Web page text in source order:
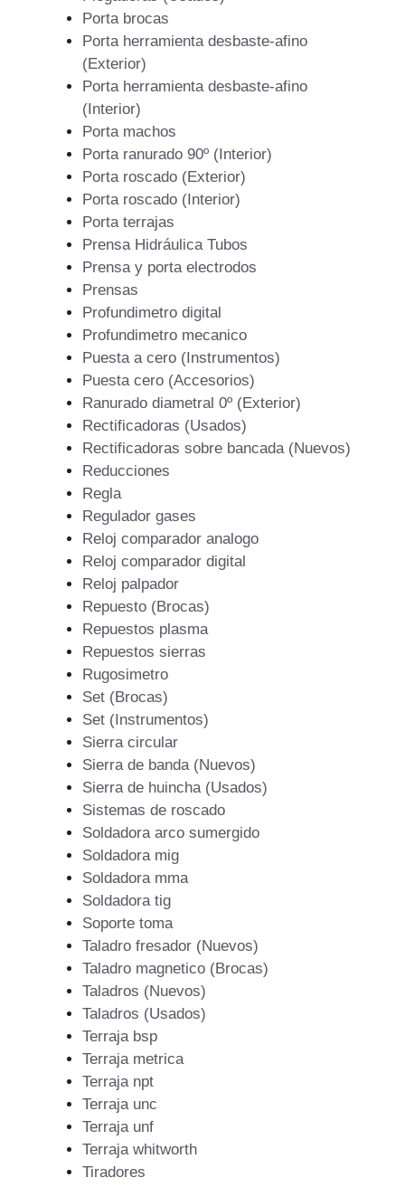
Porta brocas
Porta herramienta desbaste-afino
(Exterior)
Porta herramienta desbaste-afino
(Interior)
Porta machos
Porta ranurado 90º (Interior)
Porta roscado (Exterior)
Porta roscado (Interior)
Porta terrajas
Prensa Hidráulica Tubos
Prensa y porta electrodos
Prensas
Profundimetro digital
Profundimetro mecanico
Puesta a cero (Instrumentos)
Puesta cero (Accesorios)
Ranurado diametral 0º (Exterior)
Rectificadoras (Usados)
Rectificadoras sobre bancada (Nuevos)
Reducciones
Regla
Regulador gases
Reloj comparador analogo
Reloj comparador digital
Reloj palpador
Repuesto (Brocas)
Repuestos plasma
Repuestos sierras
Rugosimetro
Set (Brocas)
Set (Instrumentos)
Sierra circular
Sierra de banda (Nuevos)
Sierra de huincha (Usados)
Sistemas de roscado
Soldadora arco sumergido
Soldadora mig
Soldadora mma
Soldadora tig
Soporte toma
Taladro fresador (Nuevos)
Taladro magnetico (Brocas)
Taladros (Nuevos)
Taladros (Usados)
Terraja bsp
Terraja metrica
Terraja npt
Terraja unc
Terraja unf
Terraja whitworth
Tiradores